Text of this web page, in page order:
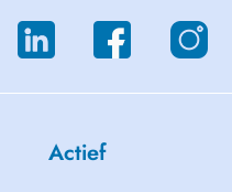
Actief